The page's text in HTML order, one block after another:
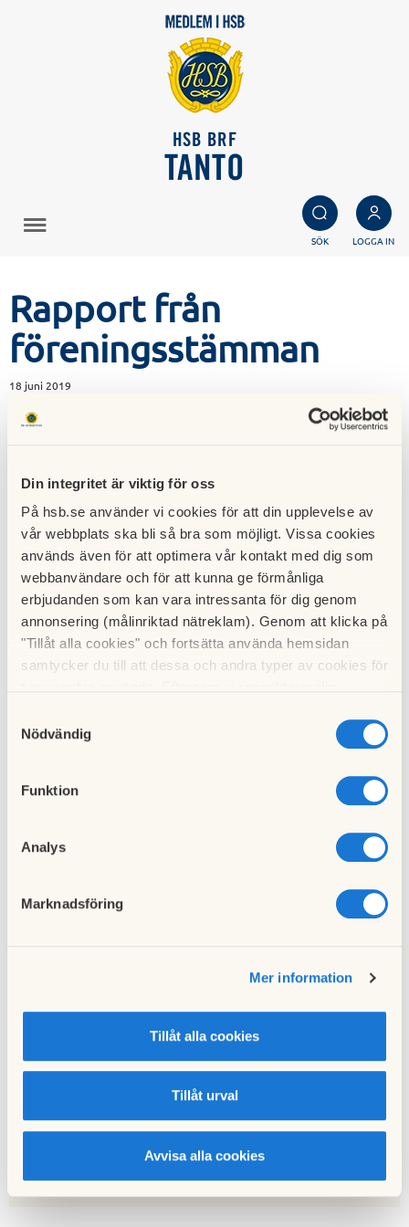
Din integritet är viktig för oss
På hsb.se använder vi cookies för att din upplevelse av
vår webbplats ska bli så bra som möjligt. Vissa cookies
används även för att optimera vår kontakt med dig som
webbanvändare och för att kunna ge förmånliga
erbjudanden som kan vara intressanta för dig genom
annonsering (målinriktad nätreklam). Genom att klicka på
"Tillåt alla cookies" och fortsätta använda hemsidan
samtycker du till att dessa och andra typer av cookies för
cookies och välja att endast tillåta ett urval.
Nödvändig
Funktion
Analys
Marknadsföring
Mer information
Tillåt alla cookies
Tillåt urval
Avvisa alla cookies
HSB BRF
TANTO
SÖK LOGGA IN
Rapport från
föreningsstämman
18 juni 2019
Rapport från årets stämma (2019-06-04)
uppslutning, då 189 bostadsrätter var representerade.
Efter genomgång av årsredovisningen och revisionsberättelsen
fastställdes resultat- och balansräkningen för 2018 och styrelsen
Valberedningens förslag till ny styrelse samt övriga förtroendevalda
godkändes också av stämman. Vi får en ny representant från HSB i år,
Erik Hickman, som presenterade sig för stämman.
övriga motioner röstade stämman enligt styrelsens förslag.
Styrelsens motion om ändrade stadgar godkändes och de är därmed
NU kan du boka gästlägenheterna på webben
Nästa nyhet
Vill du engagera dig i styrelsen?
24 februari 2020